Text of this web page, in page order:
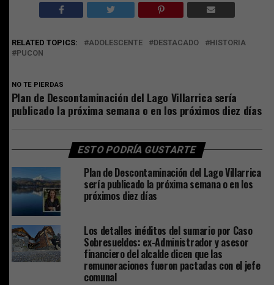
RELATED TOPICS: ADOLESCENTE DESTACADO
HISTORIA
PUCON
NO TE PIERDAS
Plan de Descontaminación del Lago Villarrica sería
publicado la próxima semana o en los próximos diez días
ESTO PODRÍA GUSTARTE
Plan de Descontaminación del Lago Villarrica
sería publicado la próxima semana o en los
próximos diez días
Los detalles inéditos del sumario por Caso
Sobresueldos: ex-Administrador y asesor
financiero del alcalde dicen que las
remuneraciones fueron pactadas con el jefe
comunal